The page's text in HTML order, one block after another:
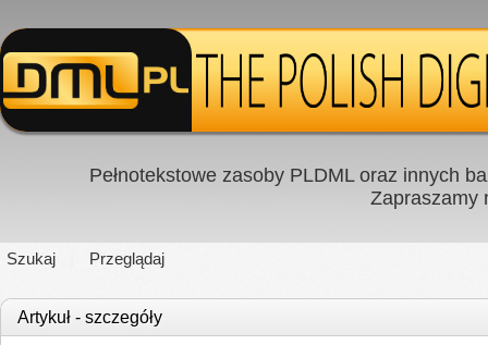
Pełnotekstowe zasoby PLDML oraz innych
Zapraszamy
Szukaj Przeglądaj
Artykuł - szczegóły